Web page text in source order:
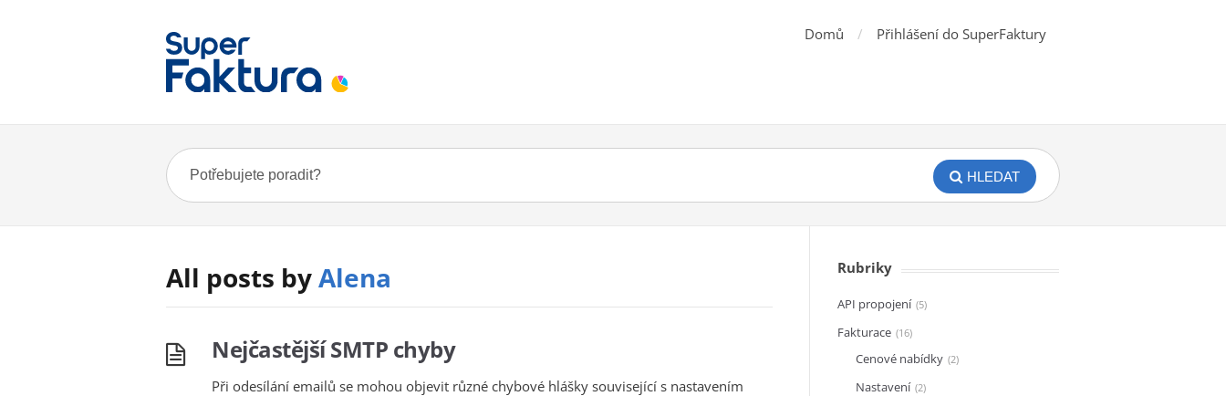
Domů Přihlášení do SuperFaktury
HLEDAT
All posts byAlena
Nejčastější SMTP chyby
Při odesílání emailů se mohou objevit různé chybové hlášky související s nastavením
Rubriky
API propojení 5
Fakturace 16
Cenové nabídky 2
Nastavení 2